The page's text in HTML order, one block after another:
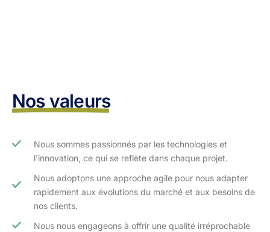
Nos valeurs
Nous sommes passionnés par les technologies et
l’innovation, ce qui se reflète dans chaque projet.
Nous adoptons une approche agile pour nous adapter
rapidement aux évolutions du marché et aux besoins de
nos clients.​
Nous nous engageons à offrir une qualité irréprochable